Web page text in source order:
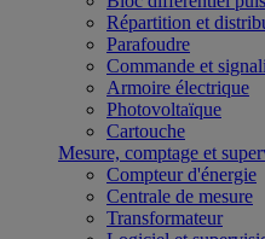
Répartition et
Parafoudre
Commande et
Armoire électrique
Photovoltaïque
Cartouche
Mesure, comptage et
Compteur d'énergie
Centrale de mesure
Transformateur